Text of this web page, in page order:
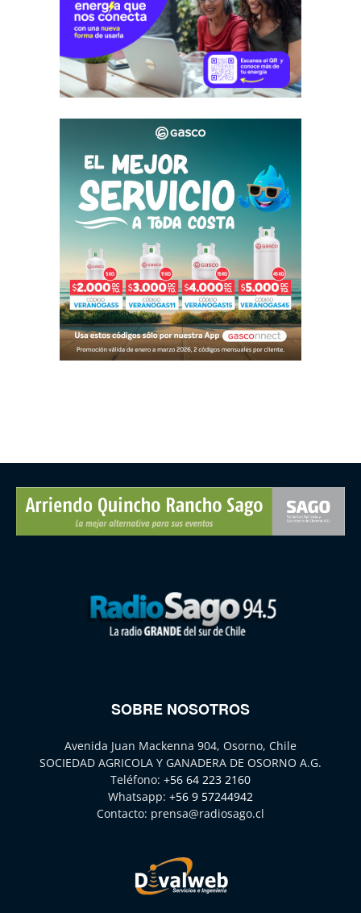
SOBRE NOSOTROS
Avenida Juan Mackenna 904, Osorno, Chile
SOCIEDAD AGRICOLA Y GANADERA DE OSORNO A.G.
Teléfono: +56 64 223 2160
Whatsapp: +56 9 57244942
Contacto: prensa@radiosago.cl